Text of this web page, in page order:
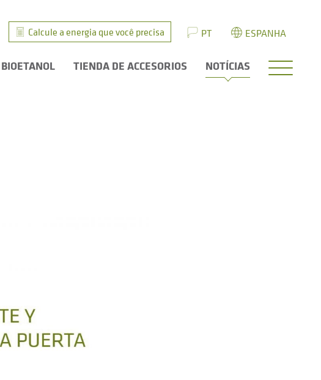
Calcule a energia que você precisa PT ESPANHA
BIOETANOL TIENDA DE ACCESORIOS NOTÍCIAS